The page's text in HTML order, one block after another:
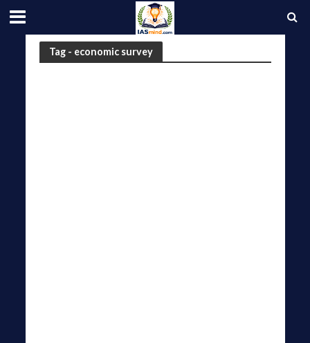
Tag - economic survey